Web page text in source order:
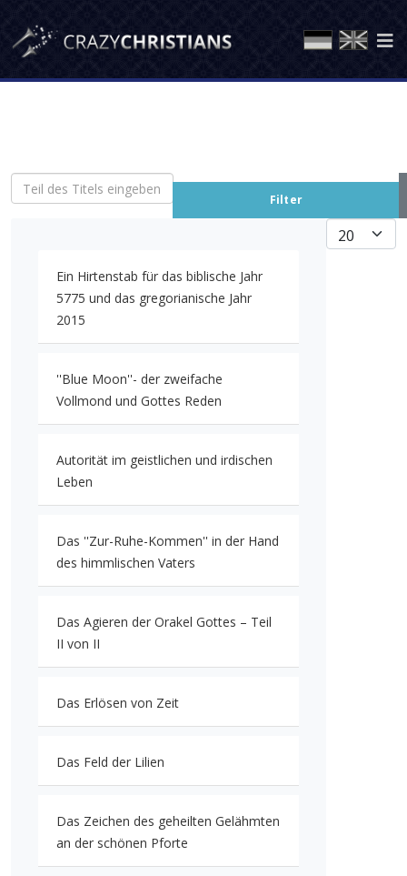
Teil des Titels eingeben
Filter
Anzeige #
Ein Hirtenstab für das biblische Jahr
5775 und das gregorianische Jahr
2015
''Blue Moon''- der zweifache
Vollmond und Gottes Reden
Autorität im geistlichen und irdischen
Leben
Das ''Zur-Ruhe-Kommen'' in der Hand
des himmlischen Vaters
Das Agieren der Orakel Gottes – Teil
II von II
Das Erlösen von Zeit
Das Feld der Lilien
Das Zeichen des geheilten Gelähmten
an der schönen Pforte